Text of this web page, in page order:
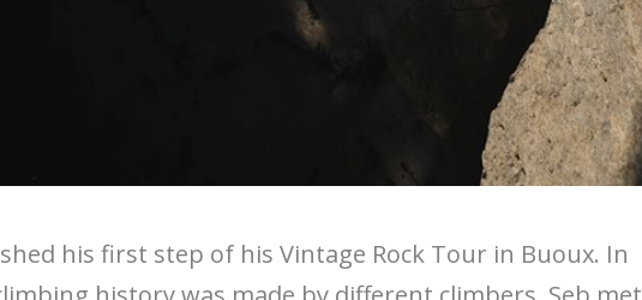
his first step of his Vintage Rock Tour in Buoux. In